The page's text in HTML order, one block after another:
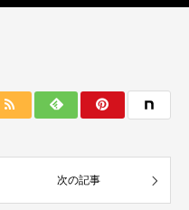
次の記事